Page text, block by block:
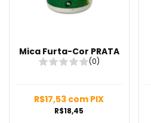
Mica Furta-Cor PRATA
(0)
R$18,45
R$17,53 com PIX